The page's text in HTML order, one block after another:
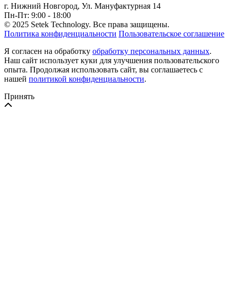
г. Нижний Новгород, Ул. Мануфактурная 14
Пн-Пт: 9:00 - 18:00
© 2025 Setek Technology. Все права защищены.
Политика конфиденциальности Пользовательское соглашение
Я согласен на обработку обработку персональных данных.
Наш сайт использует куки для улучшения пользовательского
опыта. Продолжая использовать сайт, вы соглашаетесь с
нашей политикой конфиденциальности.
Принять